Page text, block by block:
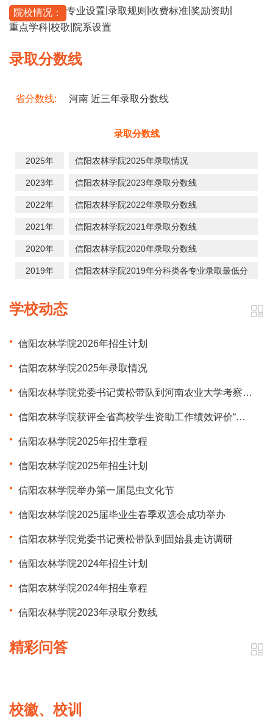
院校情况： 专业设置 录取规则 收费标准 奖励资助
重点学科 校歌 院系设置
录取分数线
省分数线: 河南 近三年录取分数线
录取分数线
2025年 信阳农林学院2025年录取情况
2023年 信阳农林学院2023年录取分数线
2022年 信阳农林学院2022年录取分数线
2021年 信阳农林学院2021年录取分数线
2020年 信阳农林学院2020年录取分数线
2019年 信阳农林学院2019年分科类各专业录取最低分
学校动态
信阳农林学院2026年招生计划
信阳农林学院2025年录取情况
信阳农林学院党委书记黄松带队到河南农业大学考察交流
信阳农林学院获评全省高校学生资助工作绩效评价“优秀”等次
信阳农林学院2025年招生章程
信阳农林学院2025年招生计划
信阳农林学院举办第一届昆虫文化节
信阳农林学院2025届毕业生春季双选会成功举办
信阳农林学院党委书记黄松带队到固始县走访调研
信阳农林学院2024年招生计划
信阳农林学院2024年招生章程
信阳农林学院2023年录取分数线
精彩问答
校徽、校训